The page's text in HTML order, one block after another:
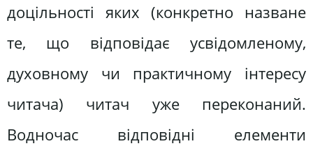
доцільності яких (конкретно назване
те, що відповідає усвідомленому,
духовному чи практичному інтересу
читача) читач уже переконаний.
Водночас відповідні елементи